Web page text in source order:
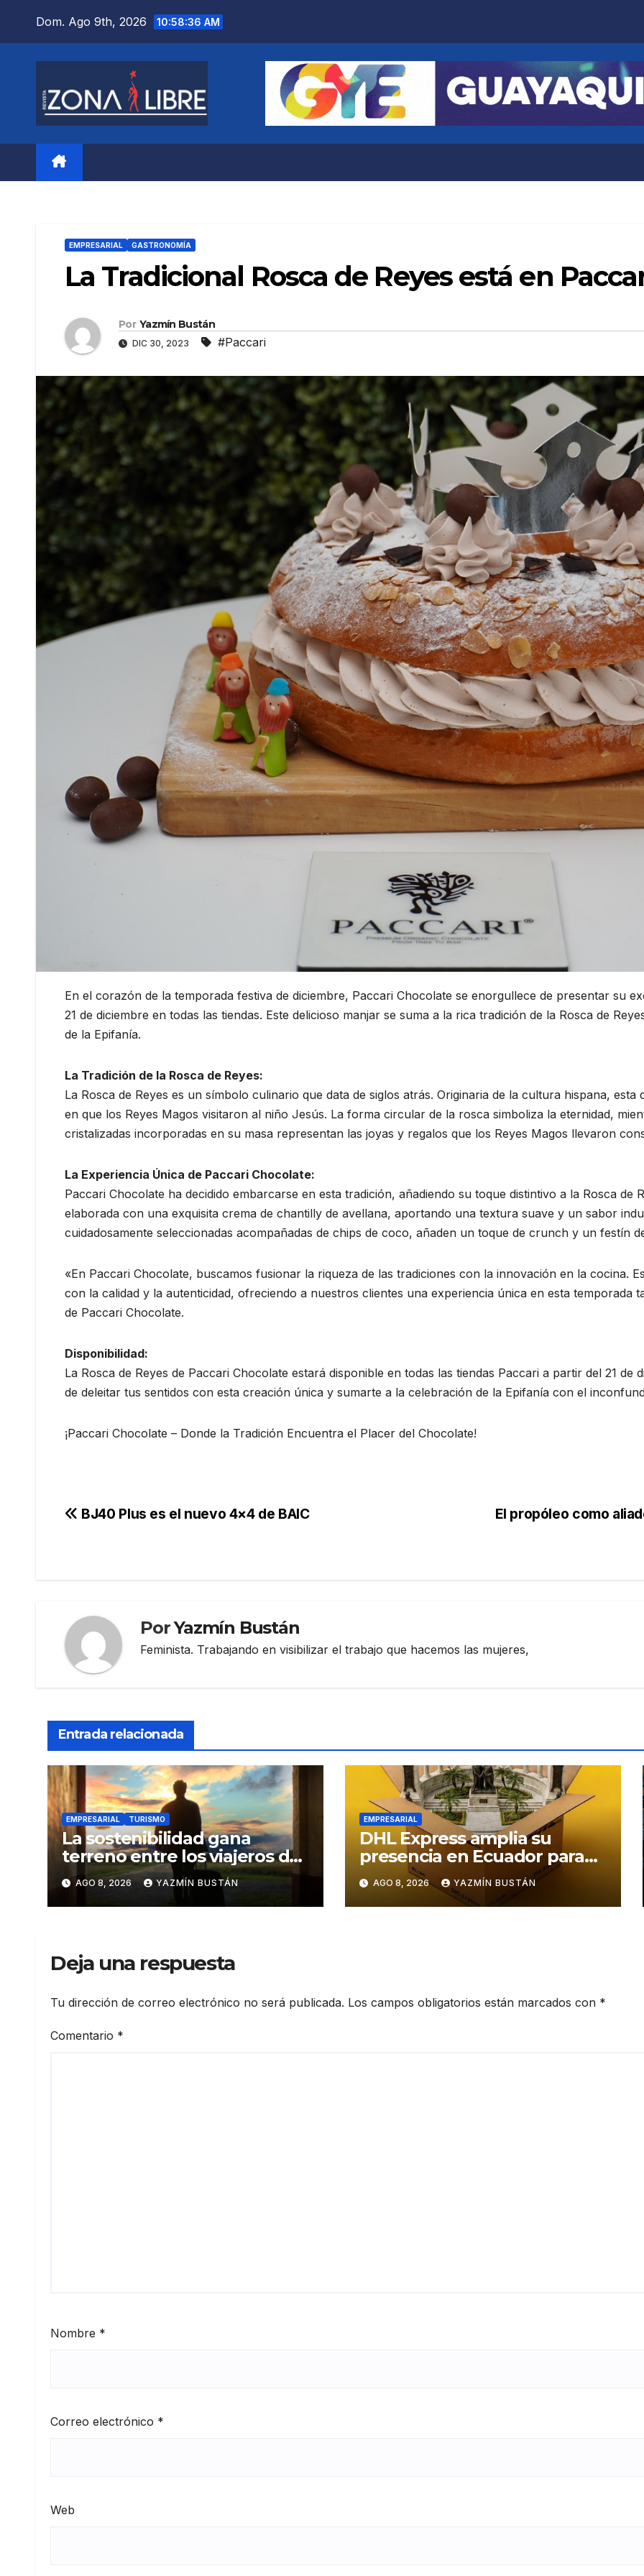
Dom. Ago 9th, 2026 10:58:37 AM
EMPRESARIAL GASTRONOMÍA
La Tradicional Rosca de Reyes está en
Por Yazmín Bustán
DIC 30, 2023 #Paccari
En el corazón de la temporada festiva de diciembre, Paccari Chocolate se enorgullece de presentar su
21 de diciembre en todas las tiendas. Este delicioso manjar se suma a la rica tradición de la Rosca de
de la Epifanía.
La Tradición de la Rosca de Reyes:
La Rosca de Reyes es un símbolo culinario que data de siglos atrás. Originaria de la cultura hispana,
en que los Reyes Magos visitaron al niño Jesús. La forma circular de la rosca simboliza la eternidad,
cristalizadas incorporadas en su masa representan las joyas y regalos que los Reyes Magos llevaron
La Experiencia Única de Paccari Chocolate:
Paccari Chocolate ha decidido embarcarse en esta tradición, añadiendo su toque distintivo a la Rosca de
elaborada con una exquisita crema de chantilly de avellana, aportando una textura suave y un sabor
cuidadosamente seleccionadas acompañadas de chips de coco, añaden un toque de crunch y un festín
«En Paccari Chocolate, buscamos fusionar la riqueza de las tradiciones con la innovación en la cocina.
con la calidad y la autenticidad, ofreciendo a nuestros clientes una experiencia única en esta temporada
de Paccari Chocolate.
Disponibilidad:
La Rosca de Reyes de Paccari Chocolate estará disponible en todas las tiendas Paccari a partir del 21 de
de deleitar tus sentidos con esta creación única y sumarte a la celebración de la Epifanía con el
¡Paccari Chocolate – Donde la Tradición Encuentra el Placer del Chocolate!
Navegación
El propóleo como
BJ40 Plus es el nuevo 4×4 de BAIC
PorYazmín Bustán
Feminista. Trabajando en visibilizar el trabajo que hacemos las mujeres,
Entrada relacionada
EMPRESARIAL TURISMO
La sostenibilidad gana
terreno entre los viajeros de
negocios
AGO 8, 2026 YAZMÍN BUSTÁN
EMPRESARIAL
DHL Express amplia su
presencia en Ecuador para
responder al crecimiento de
las exportaciones
AGO 8, 2026 YAZMÍN BUSTÁN
Deja una respuesta
Tu dirección de correo electrónico no será publicada. Los campos obligatorios están marcados con *
Comentario *
Nombre *
Correo electrónico *
Web